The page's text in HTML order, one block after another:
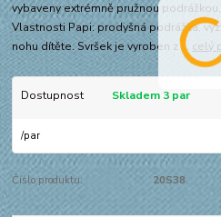
vybaveny extrémně pružnou
Vlastnosti Papi: prodyšná podrážka,
nohu dítěte. Svršek je vyroben z ... celý
Dostupnost Skladem 3 par
/par
Číslo produktu: 20S38